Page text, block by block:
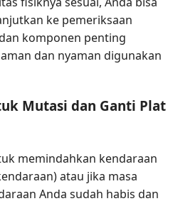
ke pemeriksaan
komponen penting
dan nyaman digunakan
Mutasi dan Ganti Plat
memindahkan kendaraan
atau jika masa
Anda sudah habis dan